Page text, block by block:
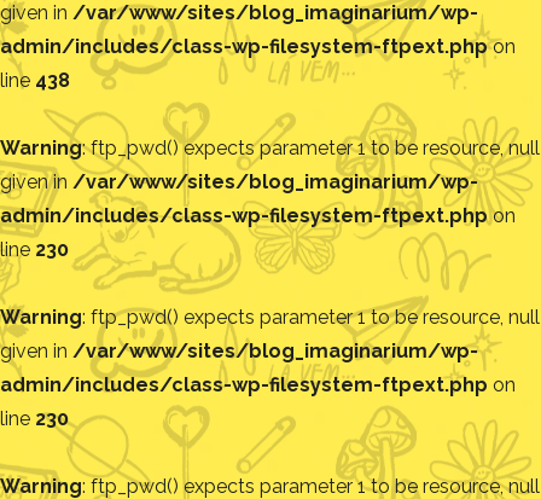
given in /var/www/sites/blog_imaginarium/wp-
admin/includes/class-wp-filesystem-ftpext.phpon
line 438
Warning: ftp_pwd() expects parameter 1 to be resource, null
given in /var/www/sites/blog_imaginarium/wp-
admin/includes/class-wp-filesystem-ftpext.phpon
line 230
Warning: ftp_pwd() expects parameter 1 to be resource, null
given in /var/www/sites/blog_imaginarium/wp-
admin/includes/class-wp-filesystem-ftpext.php on
line 230
Warning: ftp_pwd() expects parameter 1 to be resource, null